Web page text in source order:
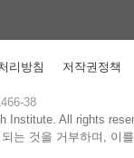
리방침 저작권정책
38
Institute.All rights
는 것을 거부하며, 이